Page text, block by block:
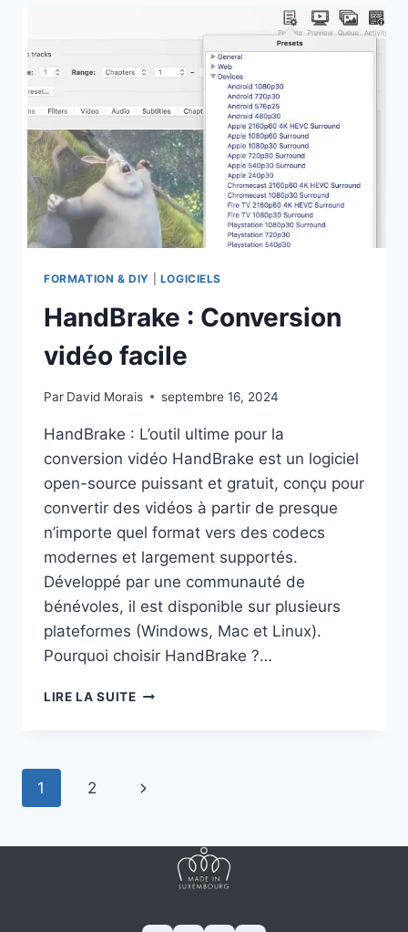
FORMATION & DIY LOGICIELS
HandBrake : Conversion
vidéo facile
Par David Morais septembre 16, 2024
HandBrake : L’outil ultime pour la
conversion vidéo HandBrake est un logiciel
open-source puissant et gratuit, conçu pour
convertir des vidéos à partir de presque
n’importe quel format vers des codecs
modernes et largement supportés.
Développé par une communauté de
bénévoles, il est disponible sur plusieurs
plateformes (Windows, Mac et Linux).
Pourquoi choisir HandBrake ?…
LIRE LA SUITEHANDBRAKE
Navigation
1 2
Page